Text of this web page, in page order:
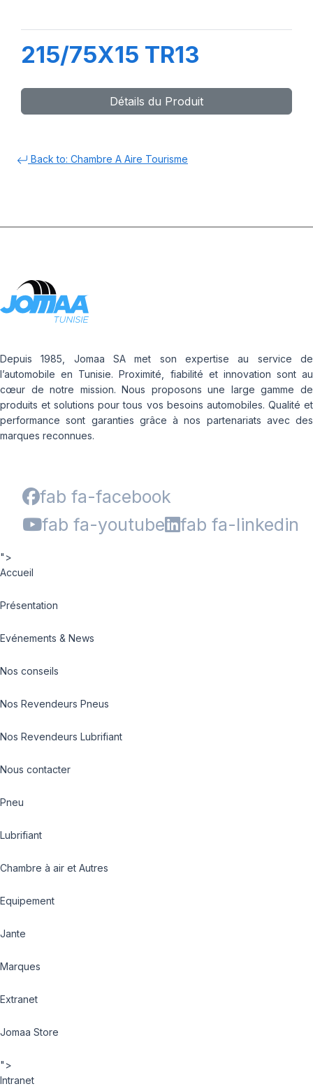
215/75X15 TR13
Détails du Produit
Back to: Chambre A Aire Tourisme
Depuis 1985, Jomaa SA met son expertise au service de
l’automobile en Tunisie. Proximité, fiabilité et innovation sont au
cœur de notre mission. Nous proposons une large gamme de
produits et solutions pour tous vos besoins automobiles. Qualité et
performance sont garanties grâce à nos partenariats avec des
marques reconnues.
fab fa-facebook
fab fa-youtube
fab fa-linkedin
">
Accueil
Présentation
Evénements & News
Nos conseils
Nos Revendeurs Pneus
Nos Revendeurs Lubrifiant
Nous contacter
Pneu
Lubrifiant
Chambre à air et Autres
Equipement
Jante
Marques
Extranet
Jomaa Store
">
Intranet